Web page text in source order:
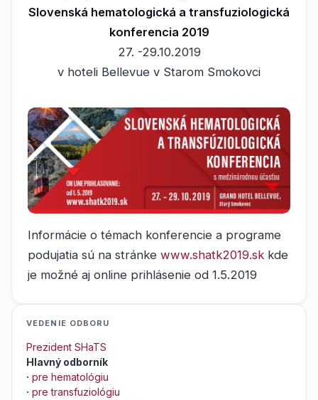
Slovenská hematologická a transfuziologická
konferencia 2019
27. -29.10.2019
v hoteli Bellevue v Starom Smokovci
Informácie o témach konferencie a programe
podujatia sú na stránke www.shatk2019.sk kde
je možné aj online prihlásenie od 1.5.2019
VEDENIE ODBORU
Prezident SHaTS
Hlavný odborník
· pre hematológiu
· pre transfuziológiu